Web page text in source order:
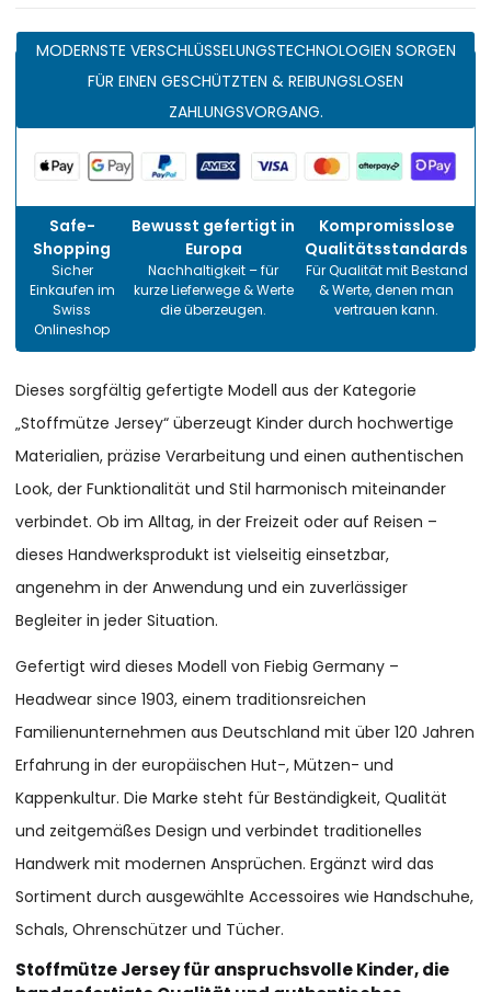
MODERNSTE VERSCHLÜSSELUNGSTECHNOLOGIEN SORGEN
FÜR EINEN GESCHÜTZTEN & REIBUNGSLOSEN
ZAHLUNGSVORGANG.
Safe-
Shopping
Sicher
Einkaufen im
Swiss
Onlineshop
Bewusst gefertigt in
Europa
Nachhaltigkeit – für
kurze Lieferwege & Werte
die überzeugen.
Kompromisslose
Qualitätsstandards
Für Qualität mit Bestand
& Werte, denen man
vertrauen kann.
Dieses sorgfältig gefertigte Modell aus der Kategorie
„Stoffmütze Jersey“ überzeugt Kinder durch hochwertige
Materialien, präzise Verarbeitung und einen authentischen
Look, der Funktionalität und Stil harmonisch miteinander
verbindet. Ob im Alltag, in der Freizeit oder auf Reisen –
dieses Handwerksprodukt ist vielseitig einsetzbar,
angenehm in der Anwendung und ein zuverlässiger
Begleiter in jeder Situation.
Gefertigt wird dieses Modell von Fiebig Germany –
Headwear since 1903, einem traditionsreichen
Familienunternehmen aus Deutschland mit über 120 Jahren
Erfahrung in der europäischen Hut-, Mützen- und
Kappenkultur. Die Marke steht für Beständigkeit, Qualität
und zeitgemäßes Design und verbindet traditionelles
Handwerk mit modernen Ansprüchen. Ergänzt wird das
Sortiment durch ausgewählte Accessoires wie Handschuhe,
Schals, Ohrenschützer und Tücher.
Stoffmütze Jersey für anspruchsvolle Kinder, die